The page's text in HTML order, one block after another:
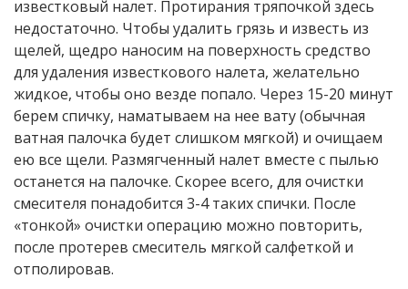
известковый налет. Протирания тряпочкой здесь
недостаточно. Чтобы удалить грязь и известь из
щелей, щедро наносим на поверхность средство
для удаления известкового налета, желательно
жидкое, чтобы оно везде попало. Через 15-20 минут
берем спичку, наматываем на нее вату (обычная
ватная палочка будет слишком мягкой) и очищаем
ею все щели. Размягченный налет вместе с пылью
останется на палочке. Скорее всего, для очистки
смесителя понадобится 3-4 таких спички. После
«тонкой» очистки операцию можно повторить,
после протерев смеситель мягкой салфеткой и
отполировав.